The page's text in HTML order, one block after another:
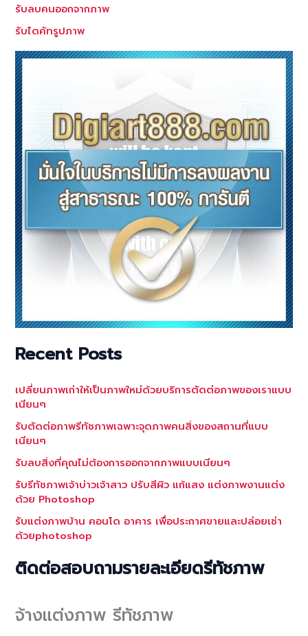
รับลบคนออกจากภาพ
รับไดคัทรูปภาพ
Recent Posts
เปลี่ยนภาพเก่าให้เป็นภาพใหม่ด้วยบริการตัดต่อภาพของเราแบบ
เนียนๆ
รับตัดต่อภาพรีทัชภาพเฉพาะจุดภาพคนสิ่งของสถานที่แบบ
เนียนๆ
รับลบสิ่งที่คุณไม่ต้องการออกจากภาพแบบเนียนๆ
รับรีทัชภาพเจ้าบ่าวเจ้าสาว ปรับสีผิว แก้แสง แต่งภาพงานแต่ง
ด้วย Photoshop
รับแต่งภาพบ้าน คอนโด อาคาร เพื่อประกาศขายและปล่อยเช่า
ด้วยphotoshop
ติดต่อสอบถามรายละเอียดรีทัชภาพ
จ้างแต่งภาพ รีทัชภาพ